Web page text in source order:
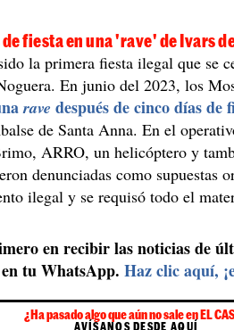
fiesta en una 'rave' de Ivars
la primera fiesta ilegal que se
En junio del 2023, los
rave después de cinco días de
de Santa Anna. En el
ARRO, un helicóptero y
denunciadas como supuestas
ilegal y se requisó todo el
en recibir las noticias de
en tu WhatsApp.Haz clic aquí,
¿Ha pasado algo que aún no sale en EL
AVÍSANOS DESDE AQUÍ